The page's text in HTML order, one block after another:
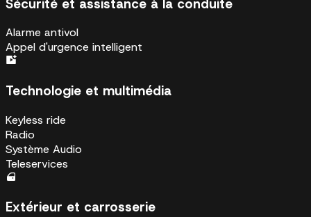
Sécurité et assistance à la conduite
Alarme antivol
Appel d'urgence intelligent
Technologie et multimédia
Keyless ride
Radio
Système Audio
Teleservices
Extérieur et carrosserie